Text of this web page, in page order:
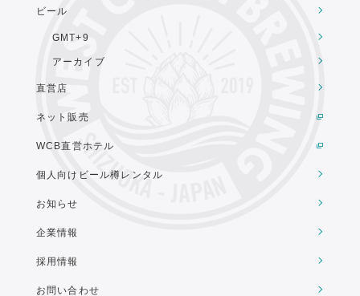
ビール
GMT+9
アーカイブ
直営店
ネット販売
WCB直営ホテル
個人向けビール樽レンタル
お知らせ
企業情報
採用情報
お問い合わせ